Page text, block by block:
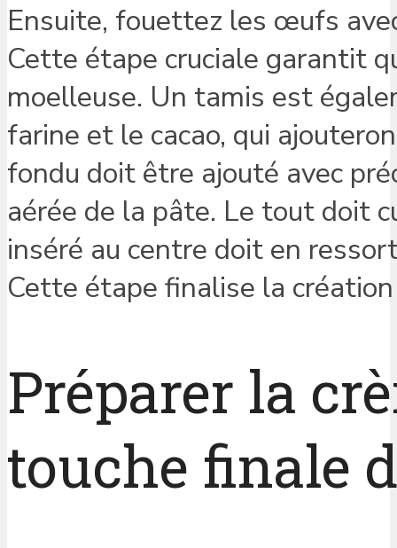
Ensuite, fouettez les œufs
Cette étape cruciale garantit
moelleuse. Un tamis est
farine et le cacao, qui
fondu doit être ajouté avec
aérée de la pâte. Le tout doit
inséré au centre doit en
Cette étape finalise la
Préparer la
touche finale